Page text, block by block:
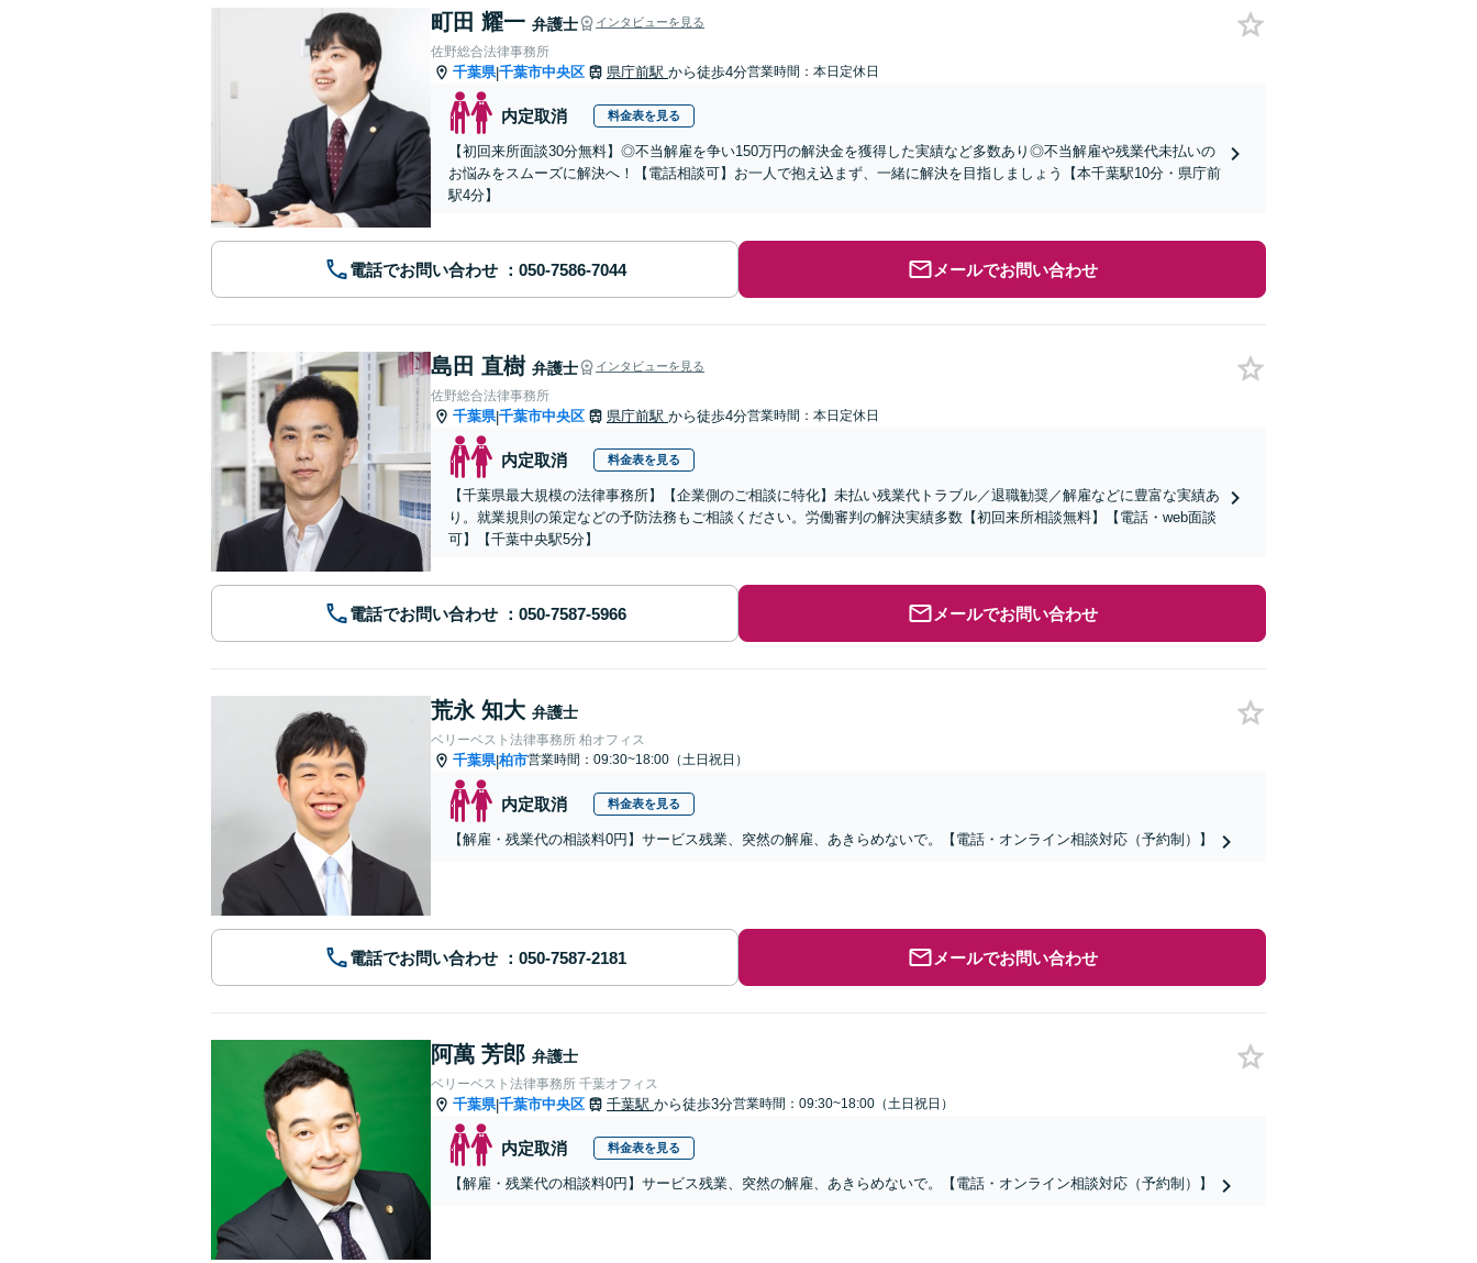
町田 耀一 弁護士 インタビューを見る
佐野総合法律事務所
千葉県|千葉市中央区 県庁前駅 から徒歩4分営業時間：本日定休日
内定取消 料金表を見る
【初回来所面談30分無料】◎不当解雇を争い150万円の解決金を獲得した実績など多数あり◎不当解雇や残業代未払いの
お悩みをスムーズに解決へ！【電話相談可】お一人で抱え込まず、一緒に解決を目指しましょう【本千葉駅10分・県庁前
駅4分】
電話でお問い合わせ メールでお問い合わせ
島田 直樹 弁護士 インタビューを見る
佐野総合法律事務所
千葉県|千葉市中央区 県庁前駅 から徒歩4分営業時間：本日定休日
内定取消 料金表を見る
【千葉県最大規模の法律事務所】【企業側のご相談に特化】未払い残業代トラブル／退職勧奨／解雇などに豊富な実績あ
り。就業規則の策定などの予防法務もご相談ください。労働審判の解決実績多数【初回来所相談無料】【電話・web面談
可】【千葉中央駅5分】
電話でお問い合わせ メールでお問い合わせ
荒永 知大 弁護士
ベリーベスト法律事務所 柏オフィス
千葉県|柏市営業時間：09:30~18:00（土日祝日）
内定取消 料金表を見る
【解雇・残業代の相談料0円】サービス残業、突然の解雇、あきらめないで。【電話・オンライン相談対応（予約制）】
電話でお問い合わせ メールでお問い合わせ
阿萬 芳郎 弁護士
ベリーベスト法律事務所 千葉オフィス
千葉県|千葉市中央区 千葉駅 から徒歩3分営業時間：09:30~18:00（土日祝日）
内定取消 料金表を見る
【解雇・残業代の相談料0円】サービス残業、突然の解雇、あきらめないで。【電話・オンライン相談対応（予約制）】